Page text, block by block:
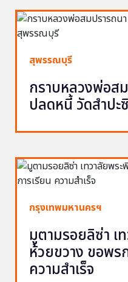
สุพรรณบุรี
กราบหลวงพ่อส
ปลดหนี้ วัดสำป
กรุงเทพมหานครฯ
มูตามรอยลิซ่า เ
ห้วยขวาง ขอพร
ความสำเร็จ